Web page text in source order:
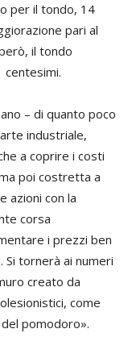
per il tondo, 14
pari al
il tondo
centesimi.
– di quanto poco
industriale,
a coprire i costi
poi costretta a
azioni con la
corsa
i prezzi ben
tornerà ai numeri
creato da
come
pomodoro».